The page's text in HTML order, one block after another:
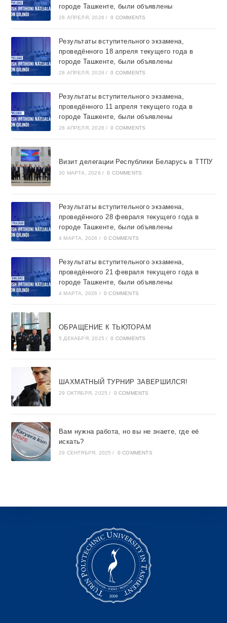
городе Ташкентe, были объявлены
28 АПРЕЛЯ, 2026 / 0 COMMENTS
Результаты вступительного экзамена,
проведённого 18 апреля текущего года в
городе Ташкентe, были объявлены
28 АПРЕЛЯ, 2026 / 0 COMMENTS
Результаты вступительного экзамена,
проведённого 11 апреля текущего года в
городе Ташкентe, были объявлены
28 АПРЕЛЯ, 2026 / 0 COMMENTS
Визит делегации Республики Беларусь в ТТПУ
30 МАРТА, 2026 / 0 COMMENTS
Результаты вступительного экзамена,
проведённого 28 февраля текущего года в
городе Ташкентe, были объявлены
4 МАРТА, 2026 / 0 COMMENTS
Результаты вступительного экзамена,
проведённого 21 февраля текущего года в
городе Ташкентe, были объявлены
4 МАРТА, 2026 / 0 COMMENTS
ОБРАЩЕНИЕ К ТЬЮТОРАМ
5 ДЕКАБРЯ, 2025 / 0 COMMENTS
ШАХМАТНЫЙ ТУРНИР ЗАВЕРШИЛСЯ!
29 ОКТЯБРЯ, 2025 / 0 COMMENTS
Вам нужна работа, но вы не знаете, где её
искать?
29 СЕНТЯБРЯ, 2025 / 0 COMMENTS